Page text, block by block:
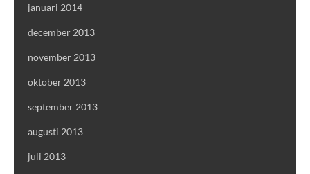
januari 2014
december 2013
november 2013
oktober 2013
september 2013
augusti 2013
juli 2013